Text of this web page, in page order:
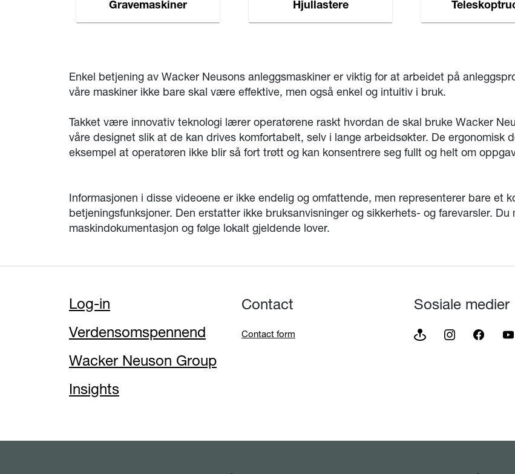
Gravemaskiner Hjullastere
Enkel betjening av Wacker Neusons anleggsmaskiner er viktig for at arbeidet på
våre maskiner ikke bare skal være effektive, men også enkel og intuitiv i bruk.
Takket være innovativ teknologi lærer operatørene raskt hvordan de skal bruke Wacker
våre designet slik at de kan drives komfortabelt, selv i lange arbeidsøkter. De ergonomisk
eksempel at operatøren ikke blir så fort trøtt og kan konsentrere seg fullt og helt om
Informasjonen i disse videoene er ikke endelig og omfattende, men representerer bare et
betjeningsfunksjoner. Den erstatter ikke bruksanvisninger og sikkerhets- og farevarsler.
maskindokumentasjon og følge lokalt gjeldende lover.
Log-in
Verdensomspennend
Wacker Neuson Group
Insights
Contact
Contact form
Sosiale medier